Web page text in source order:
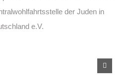
der Juden in
e.V.